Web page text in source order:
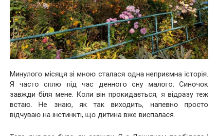
Минулого місяця зі мною сталася одна неприємна історія.
Я часто сплю під час денного сну малого. Синочок
завжди біля мене. Коли він прокидається, я відразу теж
встаю. Не знаю, як так виходить, напевно просто
відчуваю на інстинкті, що дитина вже виспалася.